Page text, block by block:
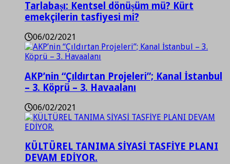
Tarlabaşı: Kentsel dönüşüm mü? Kürt
emekçilerin tasfiyesi mi?
06/02/2021
AKP’nin “Çıldırtan Projeleri”; Kanal İstanbul
– 3. Köprü – 3. Havaalanı
06/02/2021
KÜLTÜREL TANIMA SİYASİ TASFİYE PLANI
DEVAM EDİYOR.